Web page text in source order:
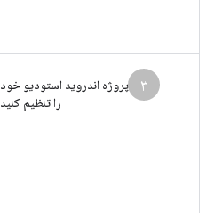
۳
پروژه اندروید استودیو خود
را تنظیم کنید